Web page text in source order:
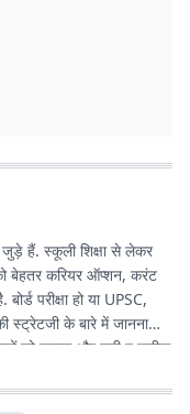
जुड़े हैं. स्कूली शिक्षा से लेकर
बेहतर करियर ऑप्शन, करंट
परीक्षा हो या UPSC,
स्ट्रेटजी के बारे में जानना
को उठाना और सही व सटीक